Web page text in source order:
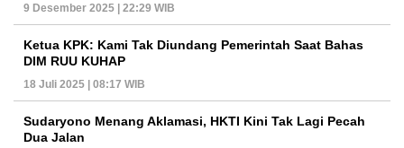
9 Desember 2025 | 22:29 WIB
Ketua KPK: Kami Tak Diundang Pemerintah Saat Bahas
DIM RUU KUHAP
18 Juli 2025 | 08:17 WIB
Sudaryono Menang Aklamasi, HKTI Kini Tak Lagi Pecah
Dua Jalan